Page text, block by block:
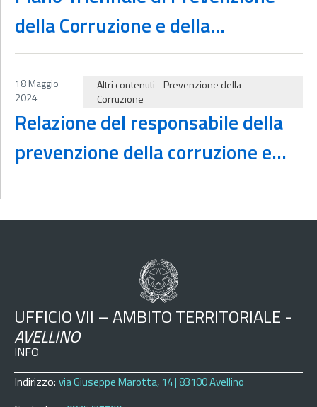
della Corruzione e della
Trasparenza Ministero Istruzione
18 Maggio
2024
Altri contenuti -Prevenzione della
Corruzione
Relazione del responsabile della
prevenzione della corruzione e
della trasparenza
UFFICIO VII – AMBITO TERRITORIALE -
AVELLINO
INFO
Indirizzo: via Giuseppe Marotta, 14 | 83100 Avellino